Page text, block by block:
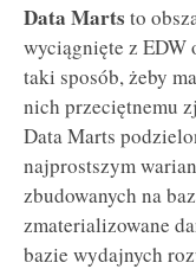
Data Marts to
wyciągnięte z EDW
taki sposób, żeby
nich przeciętnemu
Data Marts
najprostszym
zbudowanych na
zmaterializowane
bazie wydajnych